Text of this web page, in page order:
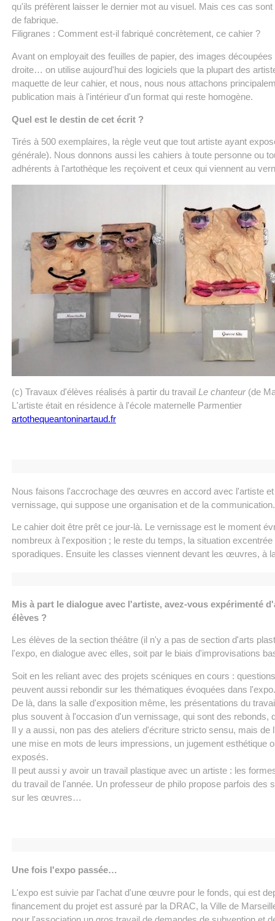
qu'ils préfèrent laisser le dernier mot au visuel. Mais ces cas
de fabrique.
Filigranes : Comment est-il fabriqué concrètement, ce cahier ?
Avant on employait des feuilles de papier, des images
droite… on utilise aujourd'hui des logiciels que la plupart des
maquette de leur cahier, et nous, nous nous attachons
publication mais à l'intérieur d'un format qui reste homogène.
Quel est le destin de cet écrit ?
Tirés à 500 exemplaires, la règle veut que tout artiste ayant
générale). Nous donnons aussi les cahiers à toute personne ou
adhérents à l'artothèque les reçoivent et ceux qui viennent au
(c) Travaux d'élèves réalisés à partir du travail Le chanteur(de
L'artiste était en résidence à l'école maternelle Parmentier
artothequeantoninartaud.fr
Nous faisons l'accrochage des œuvres en accord avec l'artiste
vernissage, qui suppose une organisation et de la communication.
Le cahier doit être prêt ce jour-là. Le vernissage est le moment
nombreux à l'exposition ; le reste du temps, la situation
sporadiques. Ensuite les classes viennent devant les œuvres, à
Mis à part le dialogue avec l'artiste, avez-vous expérimenté
élèves ?
Les élèves de la section théâtre (il n'y a pas de section d'arts
l'expo, en dialogue avec elles, soit par le biais d'improvisations
Soit en les reliant avec des projets scéniques en cours :
peuvent aussi rebondir sur les thématiques évoquées dans l'expo.
De là, dans la salle d'exposition même, les présentations du
plus souvent à l'occasion d'un vernissage, qui sont des rebonds,
Il y a aussi, non pas des ateliers d'écriture stricto sensu, mais
une mise en mots de leurs impressions, un jugement esthétique
exposés.
Il peut aussi y avoir un travail plastique avec un artiste : les
du travail de l'année. Un professeur de philo propose parfois des
sur les œuvres…
Une fois l'expo passée…
L'expo est suivie par l'achat d'une œuvre pour le fonds, qui est
financement du projet est assuré par la DRAC, la Ville de